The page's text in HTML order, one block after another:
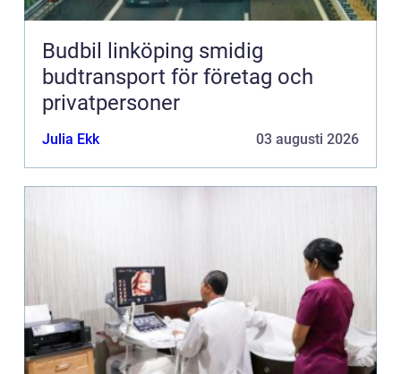
Budbil linköping smidig
budtransport för företag och
privatpersoner
Julia Ekk 03 augusti 2026